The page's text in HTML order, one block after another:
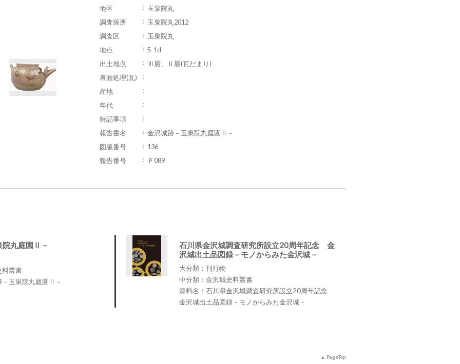
地区
玉泉院丸
調査箇所
玉泉院丸2012
調査区
玉泉院丸
地点
5-1d
出土地点
Ⅲ層、Ⅱ層(瓦だまり)
表面処理(瓦)
産地
年代
特記事項
報告書名
金沢城跡－玉泉院丸庭園Ⅱ－
図版番号
136
報告番号
Ｐ089
院丸庭園Ⅱ－
料叢書
－玉泉院丸庭園Ⅱ－
石川県金沢城調査研究所設立20周年記念 金
沢城出土品図録－モノからみた金沢城－
大分類：刊行物
中分類：金沢城史料叢書
資料名：石川県金沢城調査研究所設立20周年記念
金沢城出土品図録－モノからみた金沢城－
PageTop